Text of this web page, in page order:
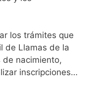
los trámites que
de Llamas de la
nacimiento,
inscripciones…